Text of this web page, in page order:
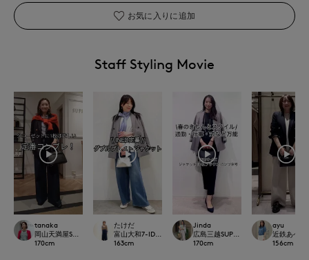
お気に入りに追加
Staff Styling Movie
tanaka
岡山天満屋SUPERIORCLOSET
170cm
たけだ
富山大和7-IDconcept.
163cm
Jinda
広島三越SUPERIORCLOSET
170cm
ayu
近鉄あべの
156cm